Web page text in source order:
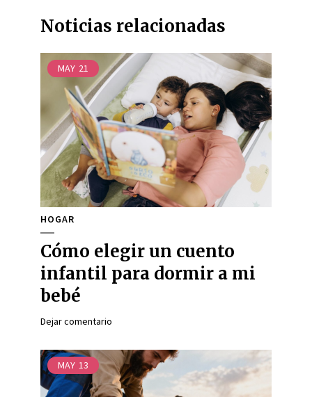
Noticias relacionadas
MAY 21
HOGAR
Cómo elegir un cuento
infantil para dormir a mi
bebé
Dejar comentario
MAY 13